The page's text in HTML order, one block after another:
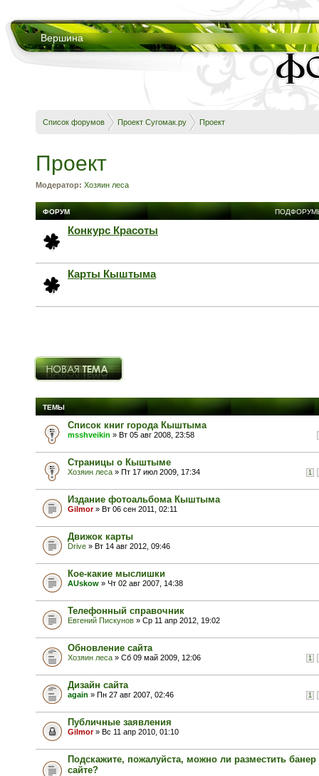
Вершина
Список форумов Проект Сугомак.ру Проект
Проект
Модератор: Хозяин леса
ФОРУМ
Конкурс Красоты
Карты Кыштыма
Новая тема
ТЕМЫ
Список книг города Кыштыма
msshveikin » Вт 05 авг 2008, 23:58
Страницы о Кыштыме
1
Хозяин леса » Пт 17 июл 2009, 17:34
Издание фотоальбома Кыштыма
Gilmor» Вт 06 сен 2011, 02:11
Движок карты
Drive » Вт 14 авг 2012, 09:46
Кое-какие мыслишки
AUskow » Чт 02 авг 2007, 14:38
Телефонный справочник
Евгений Пискунов » Ср 11 апр 2012, 19:02
Обновление сайта
1
Хозяин леса » Сб 09 май 2009, 12:06
Дизайн сайта
1
again » Пн 27 авг 2007, 02:46
Публичные заявления
Gilmor» Вс 11 апр 2010, 01:10
Подскажите, пожалуйста, можно ли разместить банер
сайте?